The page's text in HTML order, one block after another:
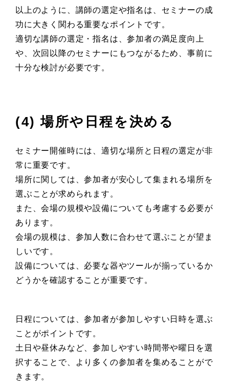
以上のように、講師の選定や指名は、セミナーの成
功に大きく関わる重要なポイントです。
適切な講師の選定・指名は、参加者の満足度向上
や、次回以降のセミナーにもつながるため、事前に
十分な検討が必要です。
(4) 場所や日程を決める
セミナー開催時には、適切な場所と日程の選定が非
常に重要です。
場所に関しては、参加者が安心して集まれる場所を
選ぶことが求められます。
また、会場の規模や設備についても考慮する必要が
あります。
会場の規模は、参加人数に合わせて選ぶことが望ま
しいです。
設備については、必要な器やツールが揃っているか
どうかを確認することが重要です。
日程については、参加者が参加しやすい日時を選ぶ
ことがポイントです。
土日や昼休みなど、参加しやすい時間帯や曜日を選
択することで、より多くの参加者を集めることがで
きます。